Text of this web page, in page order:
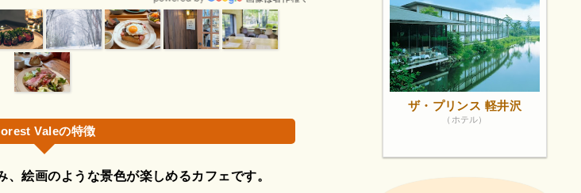
Valeの特徴
絵画のような景色が楽しめるカフェです。
ザ・プリンス 軽井沢
（ホテル）